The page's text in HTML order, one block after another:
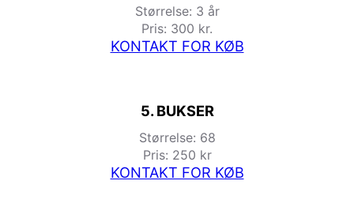
Størrelse: 3 år
Pris: 300 kr.
KONTAKT FOR KØB
5. BUKSER
Størrelse: 68
Pris: 250 kr
KONTAKT FOR KØB